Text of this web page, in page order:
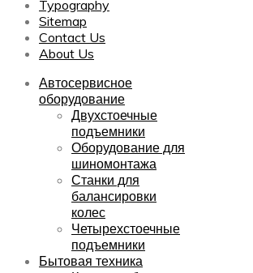
Typography
Sitemap
Contact Us
About Us
Автосервисное
оборудование
Двухстоечные
подъемники
Оборудование для
шиномонтажа
Станки для
балансировки
колес
Четырехстоечные
подъемники
Бытовая техника